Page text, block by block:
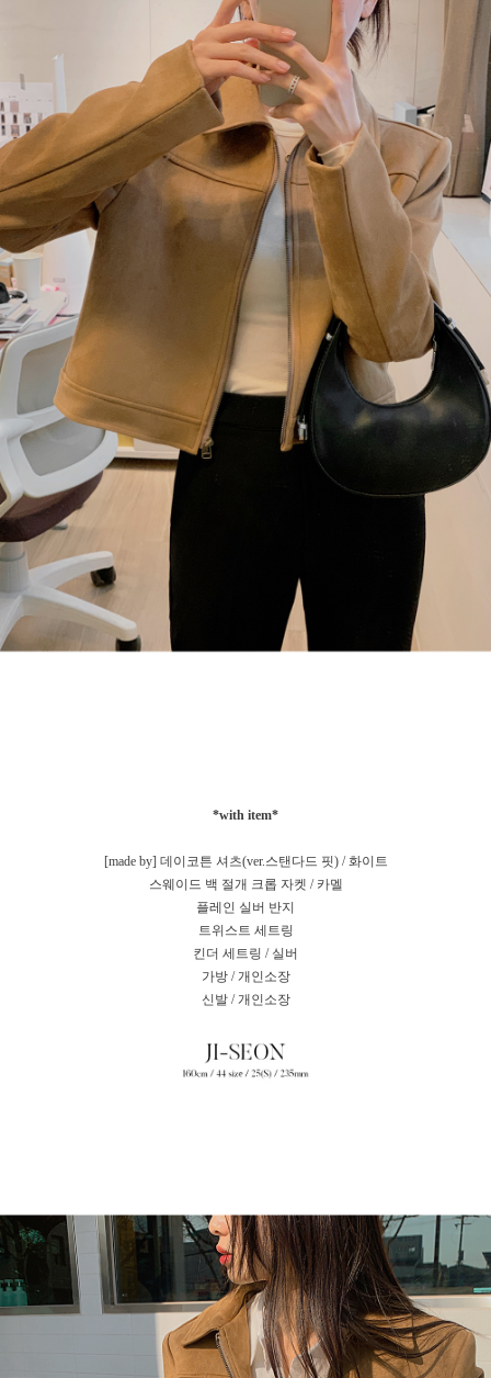
*with item*
[made by] 데이코튼 셔츠(ver.스탠다드 핏) / 화이트
스웨이드 백 절개 크롭 자켓 / 카멜
플레인 실버 반지
트위스트 세트링
킨더 세트링 / 실버
가방 / 개인소장
신발 / 개인소장